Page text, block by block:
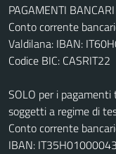
PAGAMENTI BANCARI
Conto corrente
Valdilana: IBAN:
Codice BIC: CASRIT22
SOLO per i
soggetti a regime di
Conto corrente
IBAN: